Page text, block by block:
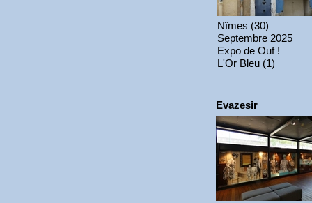
Nîmes (30)
Septembre 2025
Expo de Ouf !
L'Or Bleu (1)
Evazesir